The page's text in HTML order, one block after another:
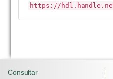
https://
Consultar